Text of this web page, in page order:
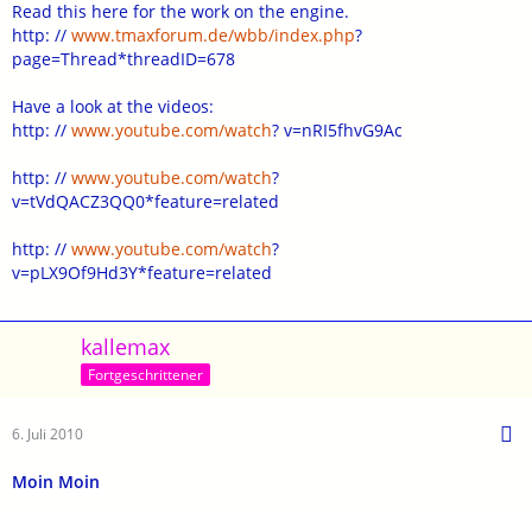
Read this here for the work on the engine.
http: // www.tmaxforum.de/wbb/index.php?
page=Thread*threadID=678
Have a look at the videos:
http: // www.youtube.com/watch? v=nRI5fhvG9Ac
http: // www.youtube.com/watch?
v=tVdQACZ3QQ0*feature=related
http: // www.youtube.com/watch?
v=pLX9Of9Hd3Y*feature=related
kallemax
Fortgeschrittener
6. Juli 2010
Moin Moin